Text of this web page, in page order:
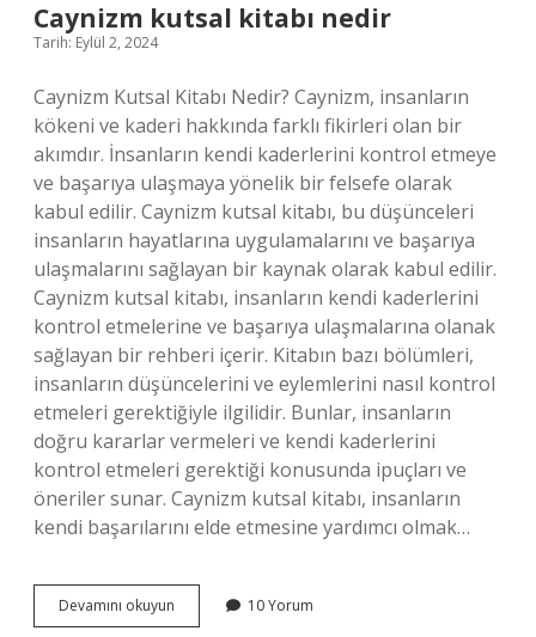
Caynizm kutsal kitabı nedir
Tarih: Eylül 2, 2024
Caynizm Kutsal Kitabı Nedir? Caynizm, insanların
kökeni ve kaderi hakkında farklı fikirleri olan bir
akımdır. İnsanların kendi kaderlerini kontrol etmeye
ve başarıya ulaşmaya yönelik bir felsefe olarak
kabul edilir. Caynizm kutsal kitabı, bu düşünceleri
insanların hayatlarına uygulamalarını ve başarıya
ulaşmalarını sağlayan bir kaynak olarak kabul edilir.
Caynizm kutsal kitabı, insanların kendi kaderlerini
kontrol etmelerine ve başarıya ulaşmalarına olanak
sağlayan bir rehberi içerir. Kitabın bazı bölümleri,
insanların düşüncelerini ve eylemlerini nasıl kontrol
etmeleri gerektiğiyle ilgilidir. Bunlar, insanların
doğru kararlar vermeleri ve kendi kaderlerini
kontrol etmeleri gerektiği konusunda ipuçları ve
öneriler sunar. Caynizm kutsal kitabı, insanların
kendi başarılarını elde etmesine yardımcı olmak…
Devamını okuyun Caynizm
kutsal
10 Yorum